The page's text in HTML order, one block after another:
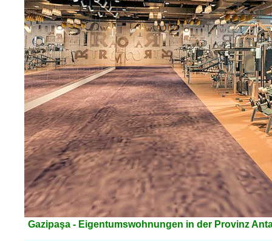
Gazipaşa - Eigentumswohnungen in der Provinz